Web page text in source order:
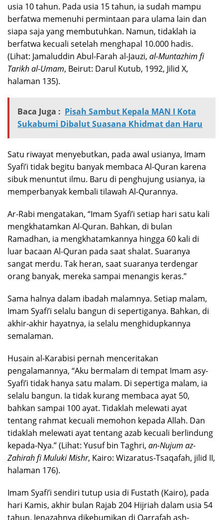
usia 10 tahun. Pada usia 15 tahun, ia sudah mampu
berfatwa memenuhi permintaan para ulama lain dan
siapa saja yang membutuhkan. Namun, tidaklah ia
berfatwa kecuali setelah menghapal 10.000 hadis.
(Lihat: Jamaluddin Abul-Farah al-Jauzi, al-Muntazhim fi
Tarikh al-Umam, Beirut: Darul Kutub, 1992, Jilid X,
halaman 135).
Baca Juga : Pisah Sambut Kepala MAN I Kota
Sukabumi Dibalut Suasana Khidmat dan Haru
Satu riwayat menyebutkan, pada awal usianya, Imam
Syafi’i tidak begitu banyak membaca Al-Quran karena
sibuk menuntut ilmu. Baru di penghujung usianya, ia
memperbanyak kembali tilawah Al-Qurannya.
Ar-Rabi mengatakan, “Imam Syafi’i setiap hari satu kali
mengkhatamkan Al-Quran. Bahkan, di bulan
Ramadhan, ia mengkhatamkannya hingga 60 kali di
luar bacaan Al-Quran pada saat shalat. Suaranya
sangat merdu. Tak heran, saat suaranya terdengar
orang banyak, mereka sampai menangis keras.”
Sama halnya dalam ibadah malamnya. Setiap malam,
Imam Syafi’i selalu bangun di sepertiganya. Bahkan, di
akhir-akhir hayatnya, ia selalu menghidupkannya
semalaman.
Husain al-Karabisi pernah menceritakan
pengalamannya, “Aku bermalam di tempat Imam asy-
Syafi’i tidak hanya satu malam. Di sepertiga malam, ia
selalu bangun. Ia tidak kurang membaca ayat 50,
bahkan sampai 100 ayat. Tidaklah melewati ayat
tentang rahmat kecuali memohon kepada Allah. Dan
tidaklah melewati ayat tentang azab kecuali berlindung
kepada-Nya.” (Lihat: Yusuf bin Taghri, an-Nujum az-
Zahirah fi Muluki Mishr, Kairo: Wizaratus-Tsaqafah, jilid II,
halaman 176).
Imam Syafi’i sendiri tutup usia di Fustath (Kairo), pada
hari Kamis, akhir bulan Rajab 204 Hijriah dalam usia 54
tahun. Jenazahnya dikebumikan di Qarrafah ash-